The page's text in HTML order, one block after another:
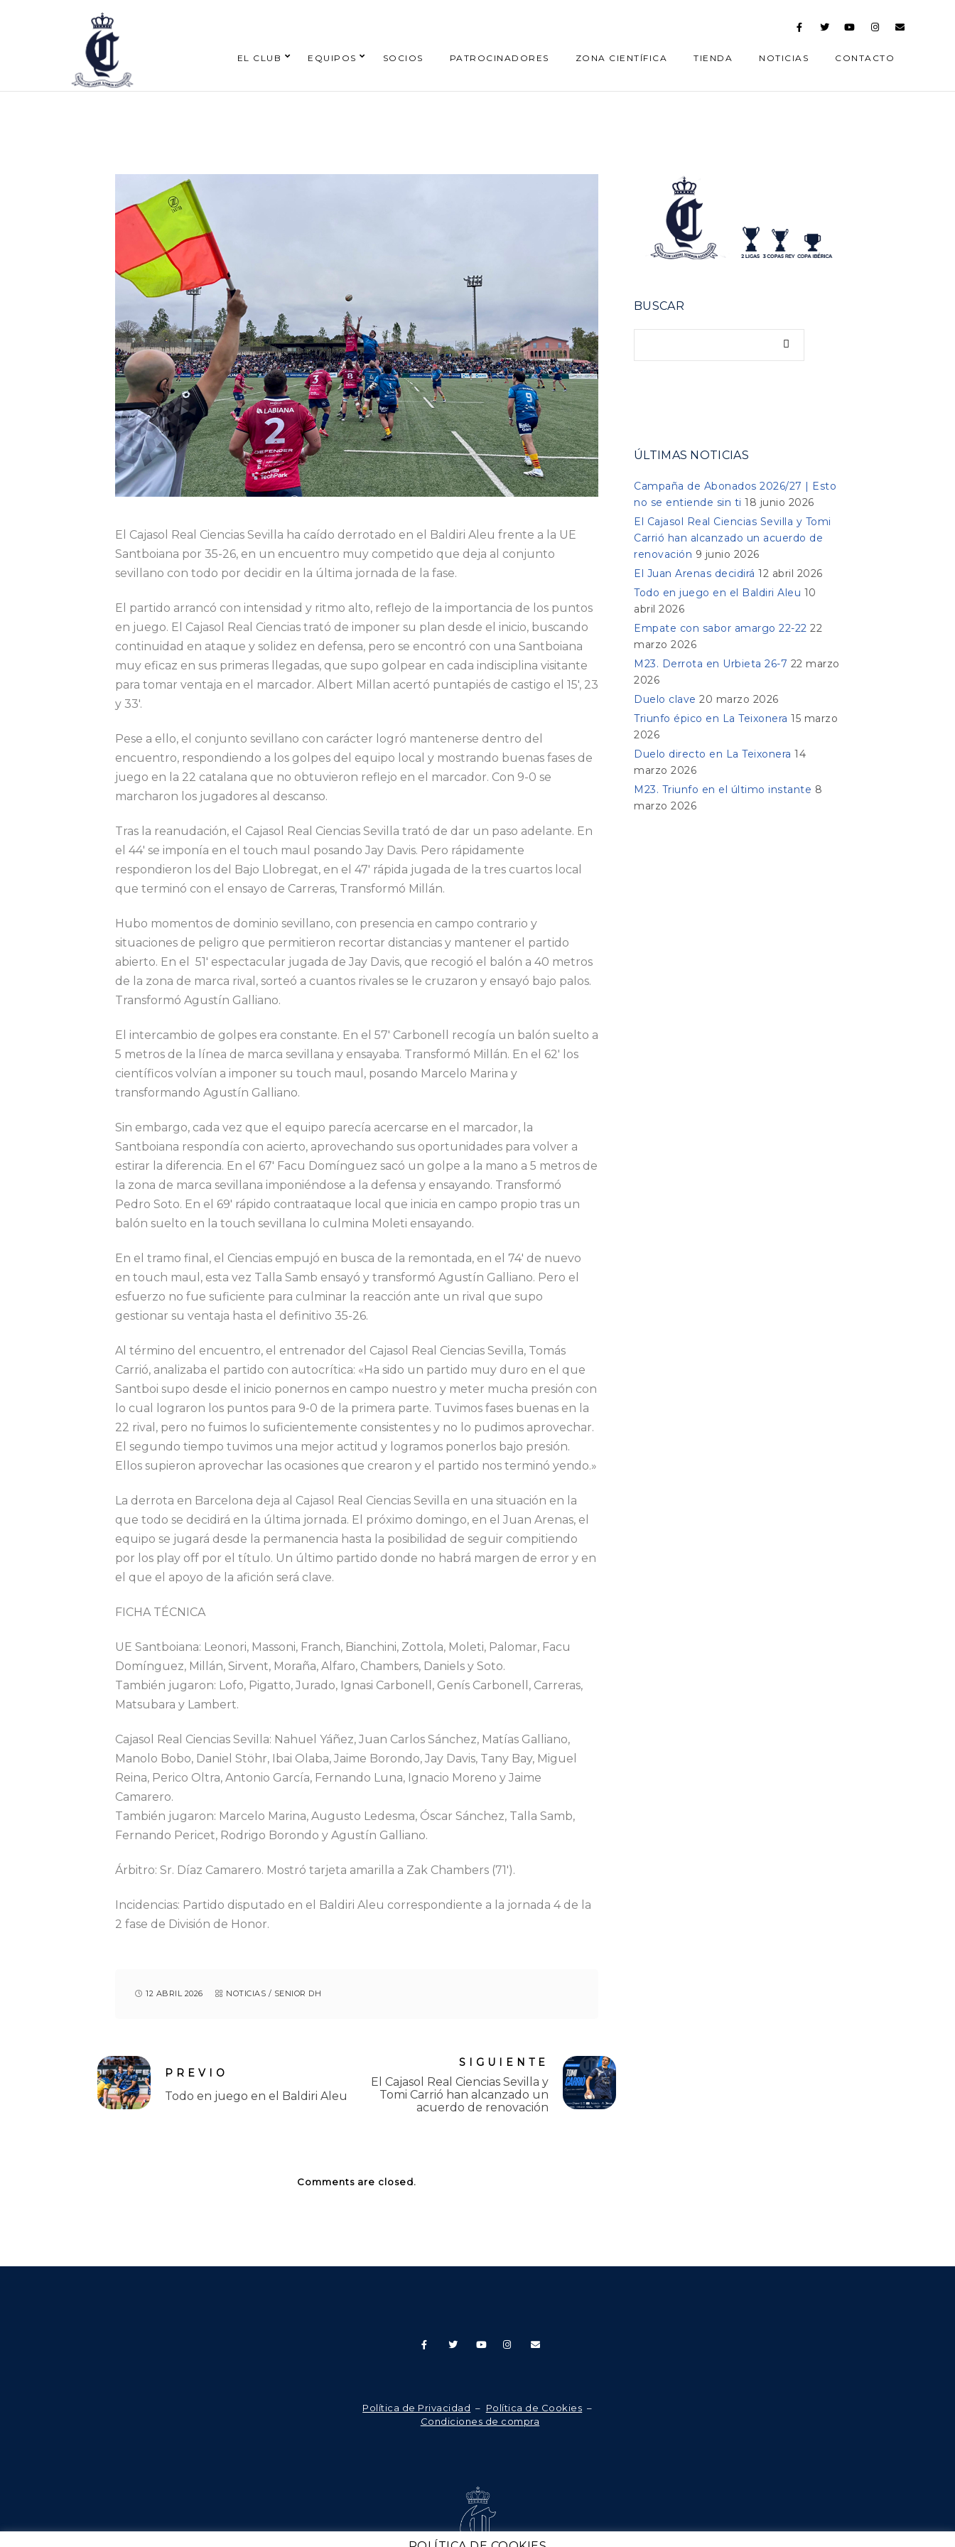
EL CLUB EQUIPOS SOCIOS PATROCINADORES ZONA CIENTÍFICA TIENDA NOTICIAS CONTACTO
El Cajasol Real Ciencias Sevilla ha caído derrotado en el Baldiri Aleu frente a la UE
Santboiana por 35-26, en un encuentro muy competido que deja al conjunto
sevillano con todo por decidir en la última jornada de la fase.
El partido arrancó con intensidad y ritmo alto, reflejo de la importancia de los puntos
en juego. El Cajasol Real Ciencias trató de imponer su plan desde el inicio, buscando
continuidad en ataque y solidez en defensa, pero se encontró con una Santboiana
muy eficaz en sus primeras llegadas, que supo golpear en cada indisciplina visitante
para tomar ventaja en el marcador. Albert Millan acertó puntapiés de castigo el 15′, 23
y 33′.
Pese a ello, el conjunto sevillano con carácter logró mantenerse dentro del
encuentro, respondiendo a los golpes del equipo local y mostrando buenas fases de
juego en la 22 catalana que no obtuvieron reflejo en el marcador. Con 9-0 se
marcharon los jugadores al descanso.
Tras la reanudación, el Cajasol Real Ciencias Sevilla trató de dar un paso adelante. En
el 44′ se imponía en el touch maul posando Jay Davis. Pero rápidamente
respondieron los del Bajo Llobregat, en el 47′ rápida jugada de la tres cuartos local
que terminó con el ensayo de Carreras, Transformó Millán.
Hubo momentos de dominio sevillano, con presencia en campo contrario y
situaciones de peligro que permitieron recortar distancias y mantener el partido
abierto. En el 51′ espectacular jugada de Jay Davis, que recogió el balón a 40 metros
de la zona de marca rival, sorteó a cuantos rivales se le cruzaron y ensayó bajo palos.
Transformó Agustín Galliano.
El intercambio de golpes era constante. En el 57′ Carbonell recogía un balón suelto a
5 metros de la línea de marca sevillana y ensayaba. Transformó Millán. En el 62′ los
científicos volvían a imponer su touch maul, posando Marcelo Marina y
transformando Agustín Galliano.
Sin embargo, cada vez que el equipo parecía acercarse en el marcador, la
Santboiana respondía con acierto, aprovechando sus oportunidades para volver a
estirar la diferencia. En el 67′ Facu Domínguez sacó un golpe a la mano a 5 metros de
la zona de marca sevillana imponiéndose a la defensa y ensayando. Transformó
Pedro Soto. En el 69′ rápido contraataque local que inicia en campo propio tras un
balón suelto en la touch sevillana lo culmina Moleti ensayando.
En el tramo final, el Ciencias empujó en busca de la remontada, en el 74′ de nuevo
en touch maul, esta vez Talla Samb ensayó y transformó Agustín Galliano. Pero el
esfuerzo no fue suficiente para culminar la reacción ante un rival que supo
gestionar su ventaja hasta el definitivo 35-26.
Al término del encuentro, el entrenador del Cajasol Real Ciencias Sevilla, Tomás
Carrió, analizaba el partido con autocrítica: «Ha sido un partido muy duro en el que
Santboi supo desde el inicio ponernos en campo nuestro y meter mucha presión con
lo cual lograron los puntos para 9-0 de la primera parte. Tuvimos fases buenas en la
22 rival, pero no fuimos lo suficientemente consistentes y no lo pudimos aprovechar.
El segundo tiempo tuvimos una mejor actitud y logramos ponerlos bajo presión.
Ellos supieron aprovechar las ocasiones que crearon y el partido nos terminó yendo.»
La derrota en Barcelona deja al Cajasol Real Ciencias Sevilla en una situación en la
que todo se decidirá en la última jornada. El próximo domingo, en el Juan Arenas, el
equipo se jugará desde la permanencia hasta la posibilidad de seguir compitiendo
por los play off por el título. Un último partido donde no habrá margen de error y en
el que el apoyo de la afición será clave.
FICHA TÉCNICA
UE Santboiana: Leonori, Massoni, Franch, Bianchini, Zottola, Moleti, Palomar, Facu
Domínguez, Millán, Sirvent, Moraña, Alfaro, Chambers, Daniels y Soto.
También jugaron: Lofo, Pigatto, Jurado, Ignasi Carbonell, Genís Carbonell, Carreras,
Matsubara y Lambert.
Cajasol Real Ciencias Sevilla: Nahuel Yáñez, Juan Carlos Sánchez, Matías Galliano,
Manolo Bobo, Daniel Stöhr, Ibai Olaba, Jaime Borondo, Jay Davis, Tany Bay, Miguel
Reina, Perico Oltra, Antonio García, Fernando Luna, Ignacio Moreno y Jaime
Camarero.
También jugaron: Marcelo Marina, Augusto Ledesma, Óscar Sánchez, Talla Samb,
Fernando Pericet, Rodrigo Borondo y Agustín Galliano.
Árbitro: Sr. Díaz Camarero. Mostró tarjeta amarilla a Zak Chambers (71′).
Incidencias: Partido disputado en el Baldiri Aleu correspondiente a la jornada 4 de la
2 fase de División de Honor.
12 ABRIL 2026 NOTICIAS / SENIOR DH
PREVIO
Todo en juego en el Baldiri Aleu
SIGUIENTE
El Cajasol Real Ciencias Sevilla y
Tomi Carrió han alcanzado un
acuerdo de renovación
Comments are closed.
BUSCAR
ÚLTIMAS NOTICIAS
Campaña de Abonados 2026/27 | Esto
no se entiende sin ti 18 junio 2026
El Cajasol Real Ciencias Sevilla y Tomi
Carrió han alcanzado un acuerdo de
renovación 9 junio 2026
El Juan Arenas decidirá 12 abril 2026
Todo en juego en el Baldiri Aleu 10
abril 2026
Empate con sabor amargo 22-22 22
marzo 2026
M23. Derrota en Urbieta 26-7 22 marzo
2026
Duelo clave 20 marzo 2026
Triunfo épico en La Teixonera 15 marzo
2026
Duelo directo en La Teixonera 14
marzo 2026
M23. Triunfo en el último instante 8
marzo 2026
Política de Privacidad – Política de Cookies –
Condiciones de compra